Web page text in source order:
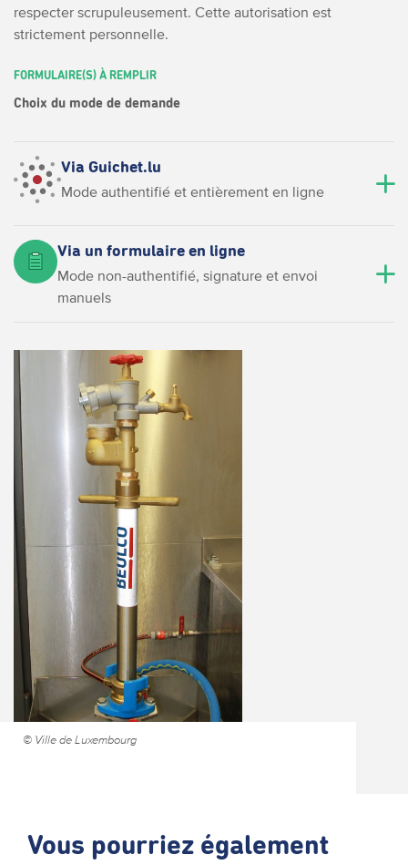
respecter scrupuleusement. Cette autorisation est
strictement personnelle.
FORMULAIRE(S) À REMPLIR
Choix du mode de demande
Via Guichet.lu
Mode authentifié et entièrement en ligne
Via un formulaire en ligne
Mode non-authentifié, signature et envoi
manuels
© Ville de Luxembourg
Vous pourriez également